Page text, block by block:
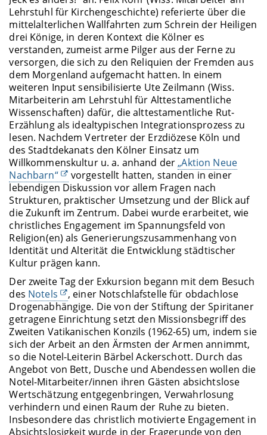
Lehrstuhl für Kirchengeschichte) referierte über die
mittelalterlichen Wallfahrten zum Schrein der Heiligen
drei Könige, in deren Kontext die Kölner es
verstanden, zumeist arme Pilger aus der Ferne zu
versorgen, die sich zu den Reliquien der Fremden aus
dem Morgenland aufgemacht hatten. In einem
weiteren Input sensibilisierte Ute Zeilmann (Wiss.
Mitarbeiterin am Lehrstuhl für Alttestamentliche
Wissenschaften) dafür, die alttestamentliche Rut-
Erzählung als idealtypischen Integrationsprozess zu
lesen. Nachdem Vertreter der Erzdiözese Köln und
des Stadtdekanats den Kölner Einsatz um
Willkommenskultur u. a. anhand der„Aktion Neue
Nachbarn“
vorgestellt hatten, standen in einer
lebendigen Diskussion vor allem Fragen nach
Strukturen, praktischer Umsetzung und der Blick auf
die Zukunft im Zentrum. Dabei wurde erarbeitet, wie
christliches Engagement im Spannungsfeld von
Religion(en) als Generierungszusammenhang von
Identität und Alterität die Entwicklung städtischer
Kultur prägen kann.
Der zweite Tag der Exkursion begann mit dem Besuch
des Notels
, einer Notschlafstelle für obdachlose
Drogenabhängige. Die von der Stiftung der Spiritaner
getragene Einrichtung setzt den Missionsbegriff des
Zweiten Vatikanischen Konzils (1962-65) um, indem sie
sich der Arbeit an den Ärmsten der Armen annimmt,
so die Notel-Leiterin Bärbel Ackerschott. Durch das
Angebot von Bett, Dusche und Abendessen wollen die
Notel-Mitarbeiter/innen ihren Gästen absichtslose
Wertschätzung entgegenbringen, Verwahrlosung
verhindern und einen Raum der Ruhe zu bieten.
Insbesondere das christlich motivierte Engagement in
Absichtslosigkeit wurde in der Fragerunde von den